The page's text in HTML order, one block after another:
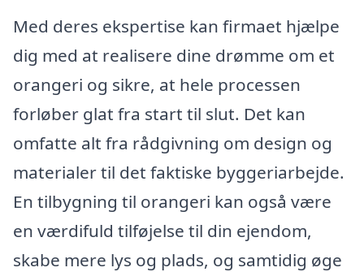
Med deres ekspertise kan firmaet hjælpe
dig med at realisere dine drømme om et
orangeri og sikre, at hele processen
forløber glat fra start til slut. Det kan
omfatte alt fra rådgivning om design og
materialer til det faktiske byggeriarbejde.
En tilbygning til orangeri kan også være
en værdifuld tilføjelse til din ejendom,
skabe mere lys og plads, og samtidig øge